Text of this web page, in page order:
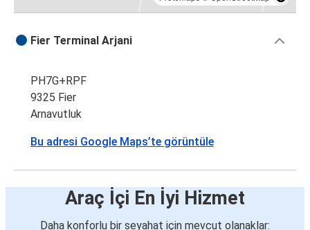
Fier Terminal Arjani
PH7G+RPF
9325 Fier
Arnavutluk
Bu adresi Google Maps’te görüntüle
Araç İçi En İyi Hizmet
Daha konforlu bir seyahat için mevcut olanaklar: